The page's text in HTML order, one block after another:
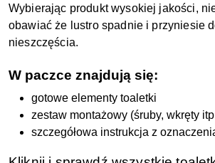
Wybierając produkt wysokiej jakości,
obawiać że lustro spadnie i przyniesie
nieszczęścia.
W paczce znajdują się:
gotowe elementy toaletki
zestaw montażowy (śruby, wkręty
szczegółowa instrukcja z